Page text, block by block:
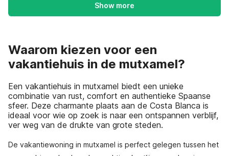
Show more
Waarom kiezen voor een
vakantiehuis in de mutxamel?
Een vakantiehuis in mutxamel biedt een unieke
combinatie van rust, comfort en authentieke Spaanse
sfeer. Deze charmante plaats aan de Costa Blanca is
ideaal voor wie op zoek is naar een ontspannen verblijf,
ver weg van de drukte van grote steden.
De vakantiewoning in mutxamel is perfect gelegen tussen het